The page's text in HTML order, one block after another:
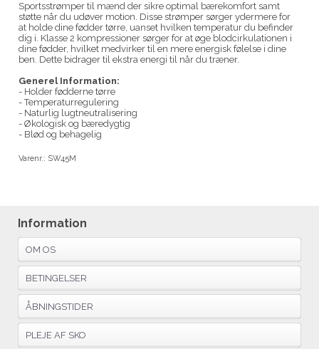
Sportsstrømper til mænd der sikre optimal bærekomfort samt
støtte når du udøver motion. Disse strømper sørger ydermere for
at holde dine fødder tørre, uanset hvilken temperatur du befinder
dig i. Klasse 2 kompressioner sørger for at øge blodcirkulationen i
dine fødder, hvilket medvirker til en mere energisk følelse i dine
ben. Dette bidrager til ekstra energi til når du træner.
Generel Information:
- Holder fødderne tørre
- Temperaturregulering
- Naturlig lugtneutralisering
- Økologisk og bæredygtig
- Blød og behagelig
Varenr.: SW45M
Information
OM OS
BETINGELSER
ÅBNINGSTIDER
PLEJE AF SKO